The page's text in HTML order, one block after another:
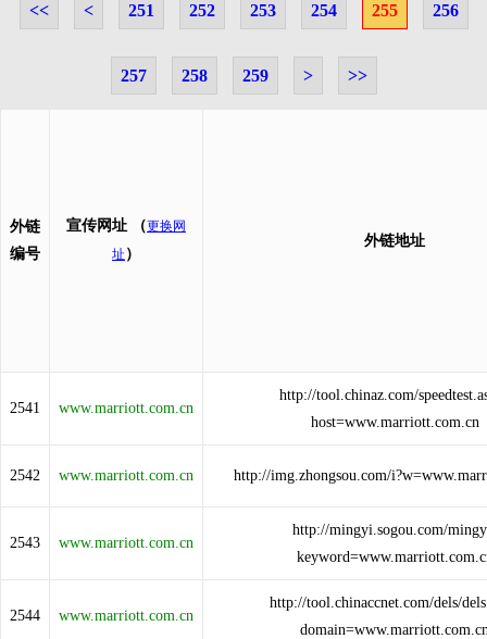
<< < 251 252 253 254 255 256
257 258 259 > >>
外链
编号
宣传网址 （更换网
址 ）
外链地址
2541 www.marriott.com.cn
http://tool.chinaz.com/
host=www.marriott.com.cn
2542 www.marriott.com.cn http://img.zhongsou.com/
2543 www.marriott.com.cn
http://mingyi.sogou.com/
2544 www.marriott.com.cn
http://tool.chinaccnet.com/dels/